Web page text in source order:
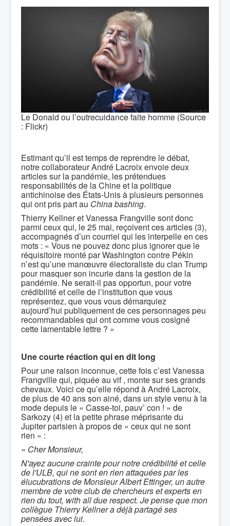
Le Donald ou l’outrecuidance faite homme (Source
: Flickr)
Estimant qu’il est temps de reprendre le débat,
notre collaborateur André Lacroix envoie deux
articles sur la pandémie, les prétendues
responsabilités de la Chine et la politique
antichinoise des États-Unis à plusieurs personnes
qui ont pris part au China bashing.
Thierry Kellner et Vanessa Frangville sont donc
parmi ceux qui, le 25 mai, reçoivent ces articles (3),
accompagnés d’un courriel qui les interpelle en ces
mots : « Vous ne pouvez donc plus ignorer que le
réquisitoire monté par Washington contre Pékin
n’est qu’une manœuvre électoraliste du clan Trump
pour masquer son incurie dans la gestion de la
pandémie. Ne serait-il pas opportun, pour votre
crédibilité et celle de l’institution que vous
représentez, que vous vous démarquiez
aujourd’hui publiquement de ces personnages peu
recommandables qui ont comme vous cosigné
cette lamentable lettre ? »
Une courte réaction qui en dit long
Pour une raison inconnue, cette fois c’est Vanessa
Frangville qui, piquée au vif , monte sur ses grands
chevaux. Voici ce qu’elle répond à André Lacroix,
de plus de 40 ans son ainé, dans un style venu à la
mode depuis le « Casse-toi, pauv’ con ! » de
Sarkozy (4) et la petite phrase méprisante du
Jupiter parisien à propos de « ceux qui ne sont
rien » :
« Cher Monsieur,
N'ayez aucune crainte pour notre crédibilité et celle
de l'ULB, qui ne sont en rien attaquées par les
élucubrations de Monsieur Albert Ettinger, un autre
membre de votre club de chercheurs et experts en
rien du tout, with all due respect. Je pense que mon
collègue Thierry Kellner a déjà partagé ses
pensées avec lui.